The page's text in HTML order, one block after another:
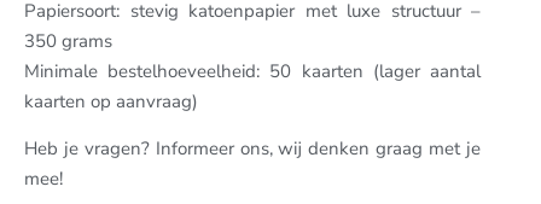
Papiersoort: stevig katoenpapier met luxe structuur –
350 grams
Minimale bestelhoeveelheid: 50 kaarten (lager aantal
kaarten op aanvraag)
Heb je vragen? Informeer ons, wij denken graag met je
mee!